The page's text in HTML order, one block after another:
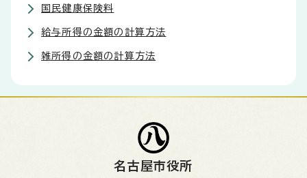
国民健康保険料
給与所得の金額の計算方法
雑所得の金額の計算方法
名古屋市役所